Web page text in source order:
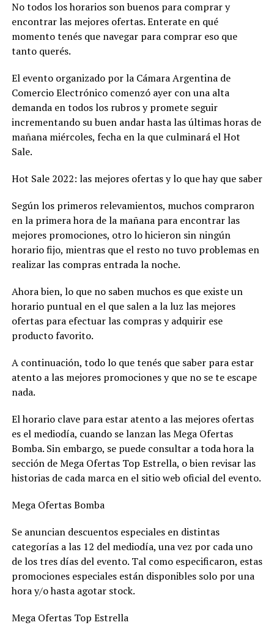
No todos los horarios son buenos para comprar y
encontrar las mejores ofertas. Enterate en qué
momento tenés que navegar para comprar eso que
tanto querés.
El evento organizado por la Cámara Argentina de
Comercio Electrónico comenzó ayer con una alta
demanda en todos los rubros y promete seguir
incrementando su buen andar hasta las últimas horas de
mañana miércoles, fecha en la que culminará el Hot
Sale.
Hot Sale 2022: las mejores ofertas y lo que hay que saber
Según los primeros relevamientos, muchos compraron
en la primera hora de la mañana para encontrar las
mejores promociones, otro lo hicieron sin ningún
horario fijo, mientras que el resto no tuvo problemas en
realizar las compras entrada la noche.
Ahora bien, lo que no saben muchos es que existe un
horario puntual en el que salen a la luz las mejores
ofertas para efectuar las compras y adquirir ese
producto favorito.
A continuación, todo lo que tenés que saber para estar
atento a las mejores promociones y que no se te escape
nada.
El horario clave para estar atento a las mejores ofertas
es el mediodía, cuando se lanzan las Mega Ofertas
Bomba. Sin embargo, se puede consultar a toda hora la
sección de Mega Ofertas Top Estrella, o bien revisar las
historias de cada marca en el sitio web oficial del evento.
Mega Ofertas Bomba
Se anuncian descuentos especiales en distintas
categorías a las 12 del mediodía, una vez por cada uno
de los tres días del evento. Tal como especificaron, estas
promociones especiales están disponibles solo por una
hora y/o hasta agotar stock.
Mega Ofertas Top Estrella